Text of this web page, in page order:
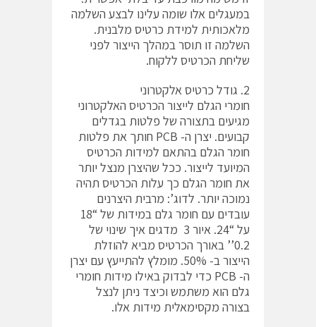
במעגלים אלו שומה עלינו לבצע השלמה
מלאכותית למידת כרטיס מלבנית.
השלמה זו תוסר במהלך הייצור לפני
שליחת הכרטיס ללקוח.
2. גודל כרטיס אלקטרוני
חומרי הגלם לייצור הכרטיס האלקטרוני
מגיעים בתצורה של פלטות בגדלים
קבועים. יצרן ה- PCB חותך את פלטות
חומר הגלם בהתאם למידות הכרטיס
המיועד לייצור. ככל שהיצרן מנצל יותר
את חומר הגלם כך עלות הכרטיס תהיה
נמוכה יותר. לדוג’: מרבית היצרנים
עובדים עם חומר גלם במידות של “18
על “24. איור 3 מדגים איך שינוי של
0.2’’ באורך הכרטיס מביא להוזלת
הייצור ב- 50%. מומלץ להתייעץ עם יצרן
ה- PCB כדי לבדוק באילו מידות חומרי
גלם הוא משתמש וכיצד ניתן לנצל
בצורה מקסימאלית מידות אלו.